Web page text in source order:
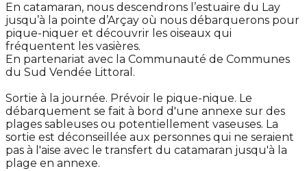
En catamaran, nous descendrons l’estuaire du Lay
jusqu’à la pointe d’Arçay où nous débarquerons pour
pique-niquer et découvrir les oiseaux qui
fréquentent les vasières.
En partenariat avec la Communauté de Communes
du Sud Vendée Littoral.
Sortie à la journée. Prévoir le pique-nique. Le
débarquement se fait à bord d'une annexe sur des
plages sableuses ou potentiellement vaseuses. La
sortie est déconseillée aux personnes qui ne seraient
pas à l'aise avec le transfert du catamaran jusqu'à la
plage en annexe.